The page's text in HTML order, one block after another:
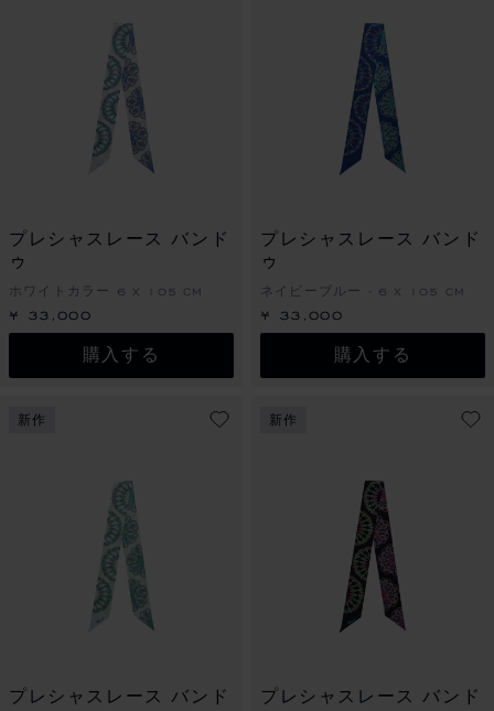
プレシャスレース バンド
ゥ
ホワイトカラー 6 X 105 CM
¥ 33,000
購入する
プレシャスレース バンド
ゥ
ネイビーブルー - 6 X 105 CM
¥ 33,000
購入する
新作
プレシャスレース バンド
新作
プレシャスレース バンド